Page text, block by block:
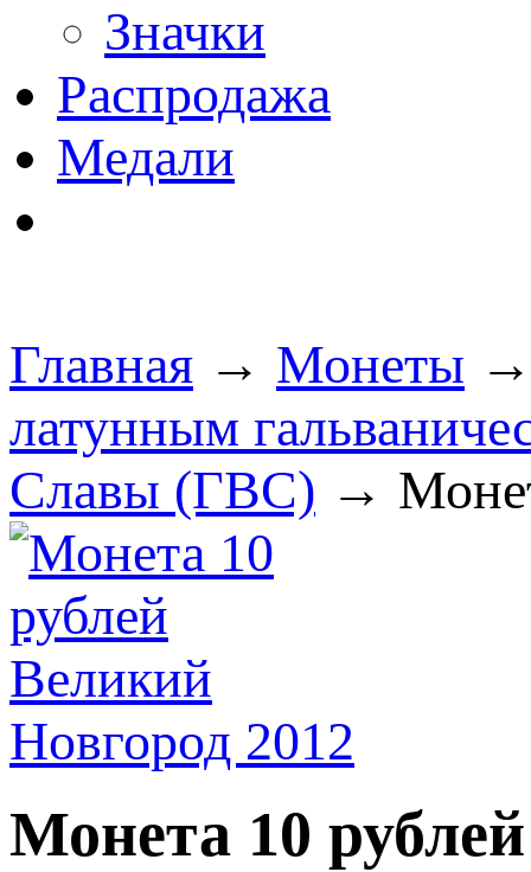
Значки
Распродажа
Медали
Главная → Монеты
латунным
Славы (ГВС) →
Монета 10